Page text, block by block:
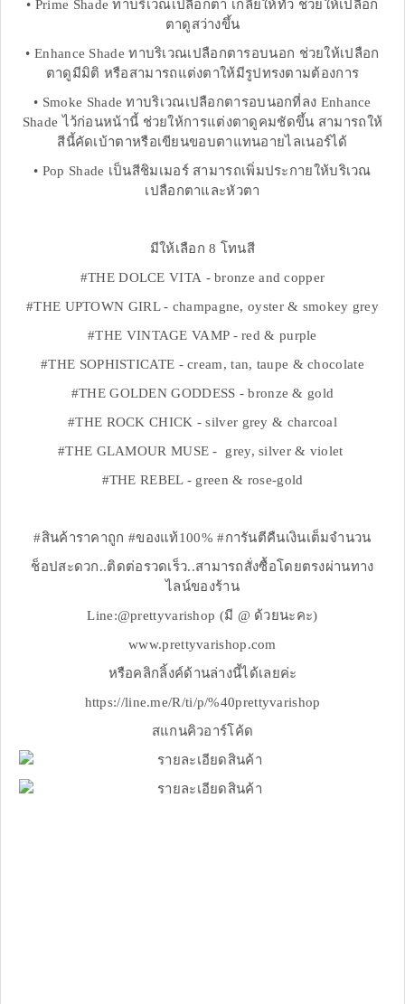
• Prime Shade ทาบริเวณเปลือกตา เกลี่ยให้ทั่ว ช่วยให้เปลือก
ตาดูสว่างขึ้น
• Enhance Shade ทาบริเวณเปลือกตารอบนอก ช่วยให้เปลือก
ตาดูมีมิติ หรือสามารถแต่งตาให้มีรูปทรงตามต้องการ
• Smoke Shade ทาบริเวณเปลือกตารอบนอกที่ลง Enhance
Shade ไว้ก่อนหน้านี้ ช่วยให้การแต่งตาดูคมชัดขึ้น สามารถให้
สีนี้คัดเบ้าตาหรือเขียนขอบตาแทนอายไลเนอร์ได้
• Pop Shade เป็นสีชิมเมอร์ สามารถเพิ่มประกายให้บริเวณ
เปลือกตาและหัวตา
มีให้เลือก 8 โทนสี
#THE DOLCE VITA - bronze and copper
#THE UPTOWN GIRL - champagne, oyster & smokey grey
#THE VINTAGE VAMP - red & purple
#THE SOPHISTICATE - cream, tan, taupe & chocolate
#THE GOLDEN GODDESS - bronze & gold
#THE ROCK CHICK - silver grey & charcoal
#THE GLAMOUR MUSE - grey, silver & violet
#THE REBEL - green & rose-gold
#สินค้าราคาถูก #ของแท้100% #การันตีคืนเงินเต็มจำนวน
ช็อปสะดวก..ติดต่อรวดเร็ว..สามารถสั่งซื้อโดยตรงผ่านทาง
ไลน์ของร้าน
Line:@prettyvarishop (มี @ ด้วยนะคะ)
www.prettyvarishop.com
หรือคลิกลิ้งค์ด้านล่างนี้ได้เลยค่ะ
https://line.me/R/ti/p/%40prettyvarishop
สแกนคิวอาร์โค้ด